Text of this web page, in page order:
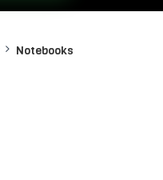
Notebooks